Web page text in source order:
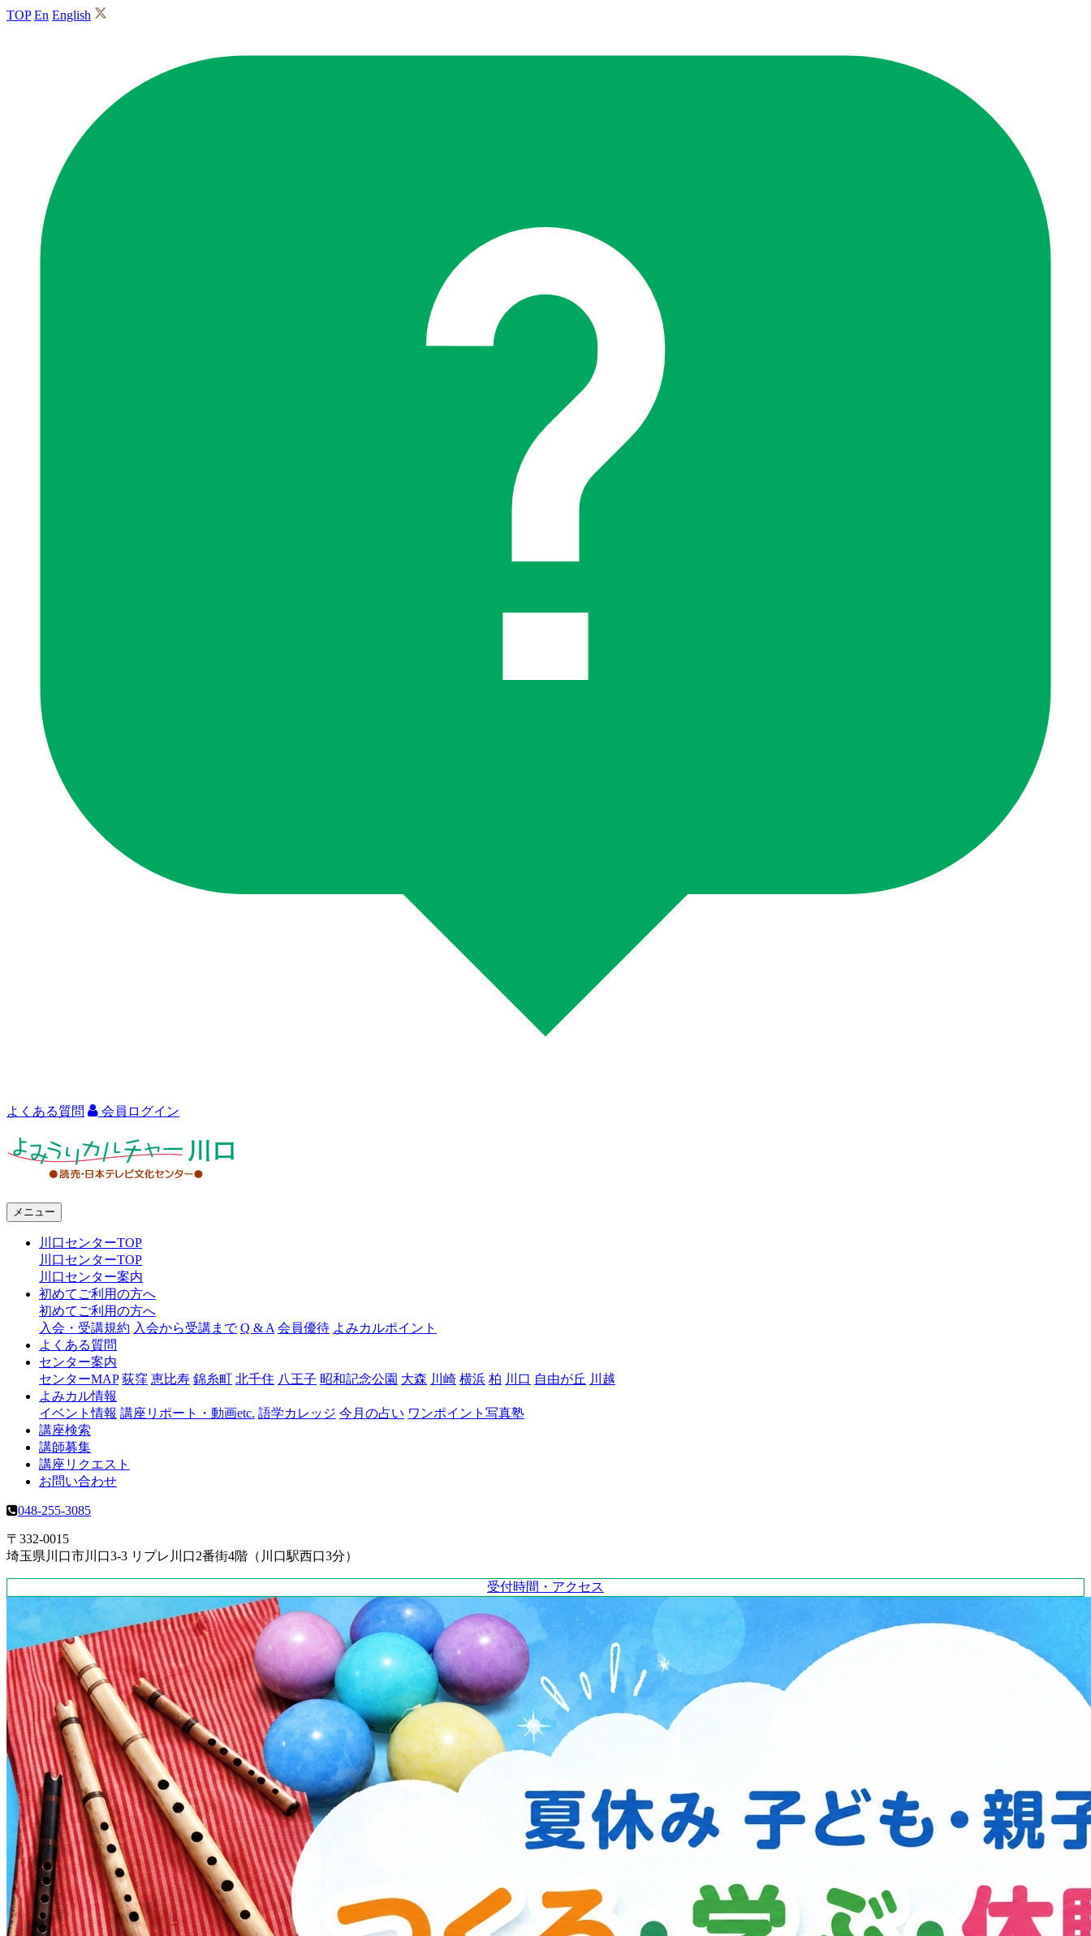
TOP En English
よくある質問 会員ログイン
ャ
川
口
メニュー
川口センターTOP
川口センターTOP
川口センター案内
初めてご利用の方へ
初めてご利用の方へ
入会・受講規約 入会から受講まで Q & A 会員優待 よみカルポイント
よくある質問
センター案内
センターMAP 荻窪 恵比寿 錦糸町 北千住 八王子 昭和記念公園 大森 川崎 横浜 柏 川口 自由が丘 川越
よみカル情報
イベント情報 講座リポート・動画etc. 語学カレッジ 今月の占い ワンポイント写真塾
講座検索
講師募集
講座リクエスト
お問い合わせ
048-255-3085
〒332-0015
埼玉県川口市川口3-3 リプレ川口2番街4階（川口駅西口3分）
受付時間・アクセス